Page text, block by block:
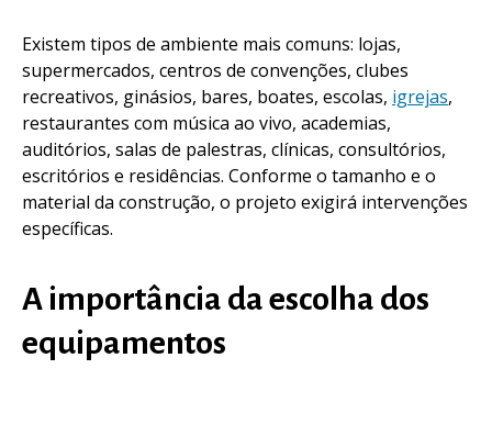
Existem tipos de ambiente mais comuns: lojas,
supermercados, centros de convenções, clubes
recreativos, ginásios, bares, boates, escolas, igrejas,
restaurantes com música ao vivo, academias,
auditórios, salas de palestras, clínicas, consultórios,
escritórios e residências. Conforme o tamanho e o
material da construção, o projeto exigirá intervenções
específicas.
A importância da escolha dos
equipamentos